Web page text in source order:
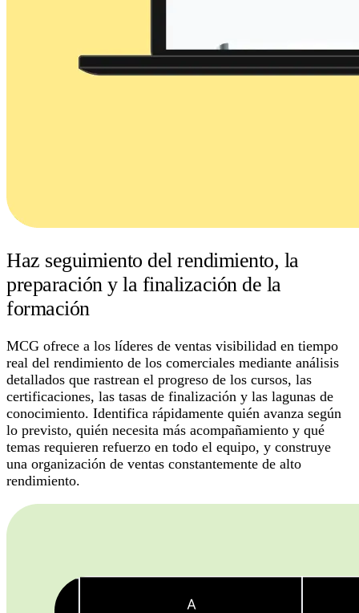
Haz seguimiento del rendimiento, la
preparación y la finalización de la
formación
MCG ofrece a los líderes de ventas visibilidad en tiempo
real del rendimiento de los comerciales mediante análisis
detallados que rastrean el progreso de los cursos, las
certificaciones, las tasas de finalización y las lagunas de
conocimiento. Identifica rápidamente quién avanza según
lo previsto, quién necesita más acompañamiento y qué
temas requieren refuerzo en todo el equipo, y construye
una organización de ventas constantemente de alto
rendimiento.